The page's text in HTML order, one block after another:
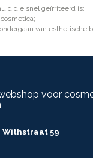
die snel geïrriteerd is;
van esthetische
voor
Withstraat 59